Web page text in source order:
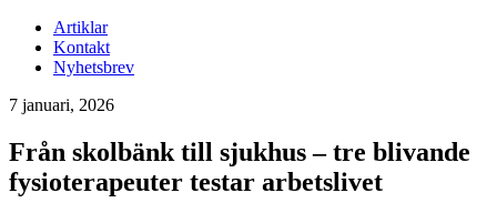
Artiklar
Kontakt
Nyhetsbrev
7 januari, 2026
Från skolbänk till sjukhus – tre blivande
fysioterapeuter testar arbetslivet